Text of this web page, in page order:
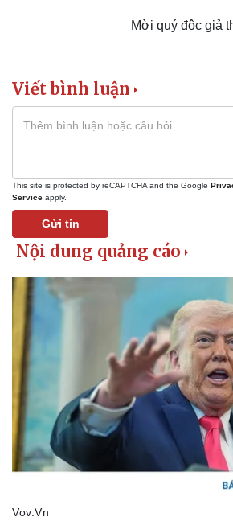
Vụ án
Tin nóng
Tư vấn luật
Việt
Mời quý độc giả
Viết bình luận
This site is protected by reCAPTCHA and the Google
Service apply.
Gửi tin